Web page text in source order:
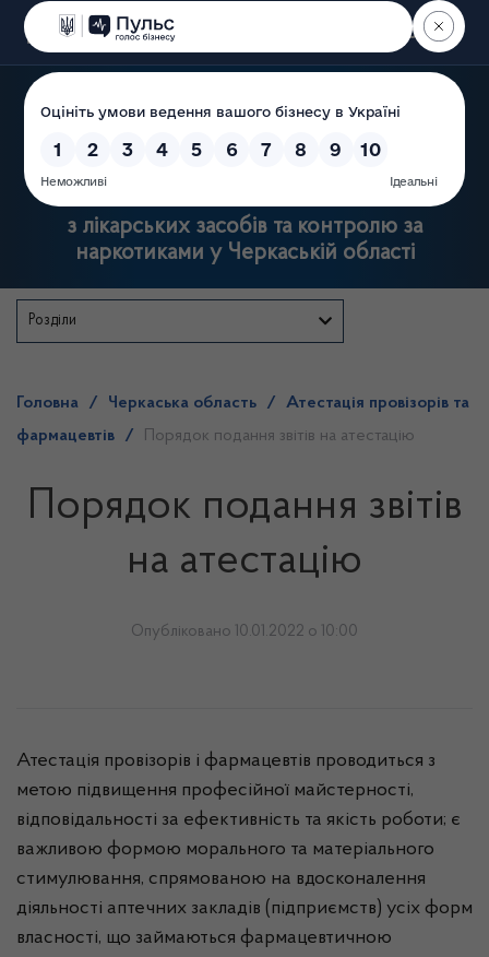
Пошук
з лікарських засобів та контролю за
наркотиками у Черкаській області
Розділи
Головна / Черкаська область /
Атестація провізорів та
фармацевтів
/ Порядок подання звітів на атестацію
Порядок подання звітів
на атестацію
Опубліковано 10.01.2022 о 10:00
Атестація провізорів і фармацевтів проводиться з
метою підвищення професійної майстерності,
відповідальності за ефективність та якість роботи; є
важливою формою морального та матеріального
стимулювання, спрямованою на вдосконалення
діяльності аптечних закладів (підприємств) усіх форм
власності, що займаються фармацевтичною